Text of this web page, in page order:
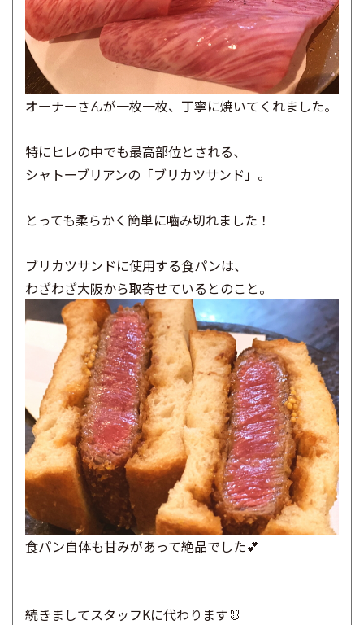
オーナーさんが一枚一枚、 丁寧に焼いてくれました。
特にヒレの中でも最高部位とされる、
シャトーブリアンの「ブリカツサンド」。
とっても柔らかく簡単に嚙み切れました！
ブリカツサンドに使用する食パンは、
わざわざ大阪から取寄せているとのこと。
食パン自体も甘みがあって絶品でした💕
続きましてスタッフKに代わります🐰